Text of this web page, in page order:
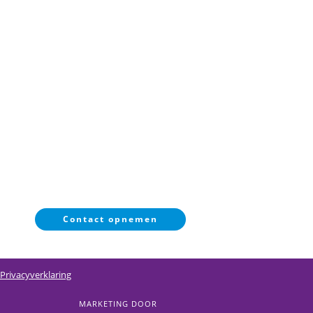
Contact opnemen
Privacyverklaring
MARKETING DOOR